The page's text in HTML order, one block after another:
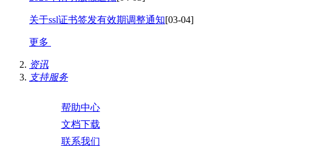
关于ssl证书签发有效期调整通知[03-04]
更多
资讯
支持服务
帮助中心
文档下载
联系我们